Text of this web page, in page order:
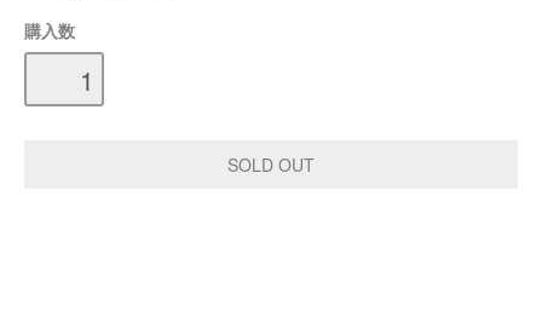
購入数